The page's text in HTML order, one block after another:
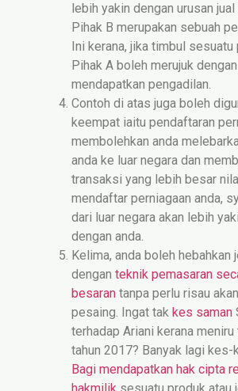
lebih yakin dengan urusan
Pihak B merupakan sebuah
Ini kerana, jika timbul sesuatu
Pihak A boleh merujuk
mendapatkan pengadilan.
Contoh di atas juga boleh
keempat iaitu pendaftaran
membolehkan anda
anda ke luar negara dan
transaksi yang lebih besar
mendaftar perniagaan anda,
dari luar negara akan lebih
dengan anda.
Kelima, anda boleh hebahkan
dengan teknik pemasaran
besaran tanpa perlu risau
pesaing. Ingat tak kes saman
terhadap Ariani kerana
tahun 2017? Banyak lagi kes-
Bagi mendapatkan hak cipta